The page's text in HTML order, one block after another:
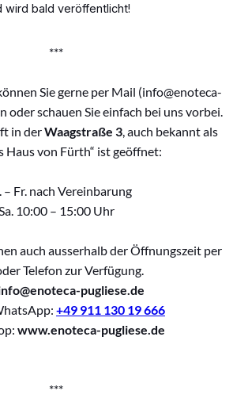
wird bald veröffentlicht!
***
Sie gerne per Mail (info@enoteca-
oder schauen Sie einfach bei uns vorbei.
in derWaagstraße 3, auch bekannt als
Haus von Fürth“ ist geöffnet:
– Fr. nach Vereinbarung
10:00 – 15:00 Uhr
auch ausserhalb der Öffnungszeit per
Telefon zur Verfügung.
pugliese.de
+49 911 130 19 666
www.enoteca-pugliese.de
***